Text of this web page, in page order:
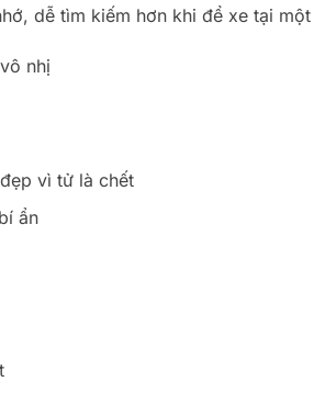
dễ tìm kiếm hơn khi để xe tại
nhị
vì tử là chết
ẩn